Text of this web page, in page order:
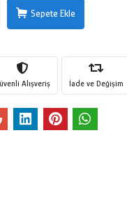
Sepete Ekle
Alışveriş İade ve Değişim